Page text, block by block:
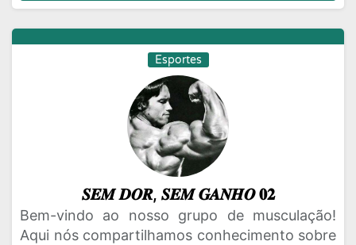
Esportes
𝑺𝑬𝑴 𝑫𝑶𝑹, 𝑺𝑬𝑴 𝑮𝑨𝑵𝑯𝑶 𝟎𝟐
Bem-vindo ao nosso grupo de musculação!
Aqui nós compartilhamos conhecimento sobre